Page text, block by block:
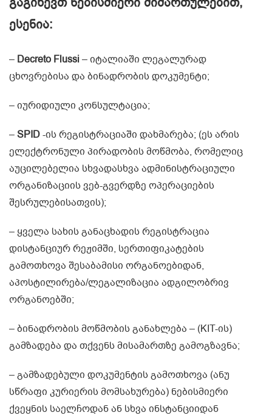
ესენია:
– Decreto Flussi– იტალიაში ლეგალურად
ცხოვრებისა და ბინადრობის დოკუმენტი;
– იურიდიული კონსულტაცია;
–SPID-ის რეგისტრაციაში დახმარება; (ეს არის
ელექტრონული პირადობის მოწმობა, რომელიც
აუცილებელია სხვადასხვა ადმინისტრაციული
ორგანიზაციის ვებ-გვერდზე ოპერაციების
შესრულებისათვის);
– ყველა სახის განაცხადის რეგისტრაცია
დისტანციურ რეჟიმში, სერთიფიკატების
გამოთხოვა შესაბამისი ორგანოებიდან,
აპოსტილირება/ლეგალიზაცია ადგილობრივ
ორგანოებში;
– ბინადრობის მოწმობის განახლება – (KIT-ის)
გამზადება და თქვენს მისამართზე გამოგზავნა;
– გამზადებული დოკუმენტის გამოთხოვა (ანუ
სწრაფი კურიერის მომსახურება) ნებისმიერი
ქვეყნის საელჩოდან ან სხვა ინსტანციიდან